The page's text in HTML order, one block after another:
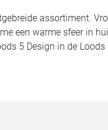
assortiment.
een warme sfeer in
5 Design in de